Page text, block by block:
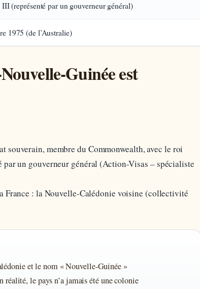
(représenté par un gouverneur général)
1975 (de l’Australie)
Guinée est
souverain, membre du Commonwealth, avec le roi
un gouverneur général (Action-Visas – spécialiste
France : la Nouvelle-Calédonie voisine (collectivité
et le nom « Nouvelle-Guinée »
le pays n’a jamais été une colonie